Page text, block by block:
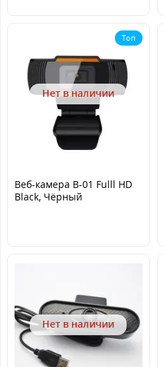
Топ
Нет в наличии
Веб-камера B-01 Fulll HD
Black, Чёрный
Нет в наличии